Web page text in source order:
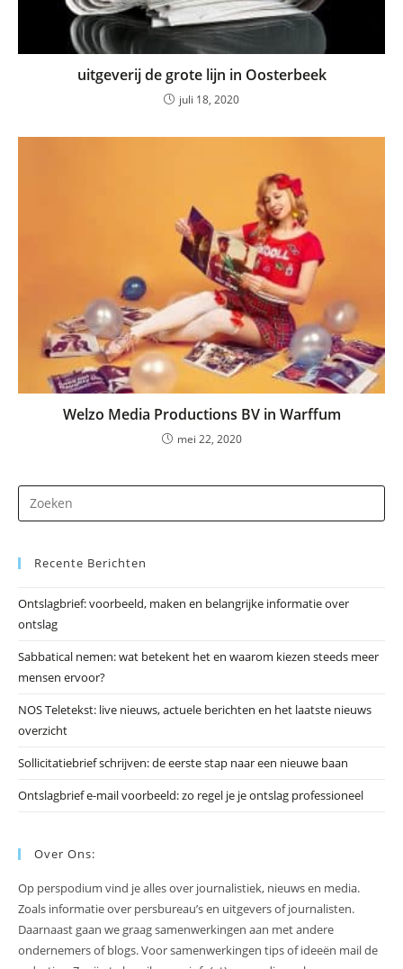
uitgeverij de grote lijn in Oosterbeek
juli 18, 2020
Welzo Media Productions BV in Warffum
mei 22, 2020
op
Recente Berichten
Ontslagbrief: voorbeeld, maken en belangrijke informatie over
ontslag
Sabbatical nemen: wat betekent het en waarom kiezen steeds meer
mensen ervoor?
NOS Teletekst: live nieuws, actuele berichten en het laatste nieuws
overzicht
Sollicitatiebrief schrijven: de eerste stap naar een nieuwe baan
Ontslagbrief e-mail voorbeeld: zo regel je je ontslag professioneel
Over Ons:
Op perspodium vind je alles over journalistiek, nieuws en media.
Zoals informatie over persbureau’s en uitgevers of journalisten.
Daarnaast gaan we graag samenwerkingen aan met andere
ondernemers of blogs. Voor samenwerkingen tips of ideeën mail de